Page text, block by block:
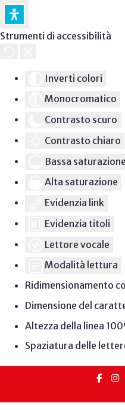
Strumenti di accessibilità
Inverti colori
Monocromatico
Contrasto scuro
Contrasto chiaro
Bassa saturazione
Alta saturazione
Evidenzia link
Evidenzia titoli
Lettore vocale
Modalità lettura
Ridimensionamento
Dimensione del
Altezza della linea 100
Spaziatura delle